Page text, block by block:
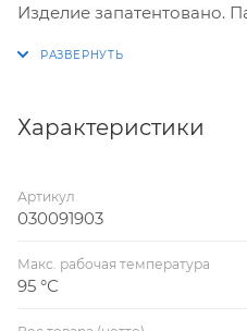
Изделие запатентовано.
Характеристики
Артикул
030091903
Макс. рабочая температура
95 °С